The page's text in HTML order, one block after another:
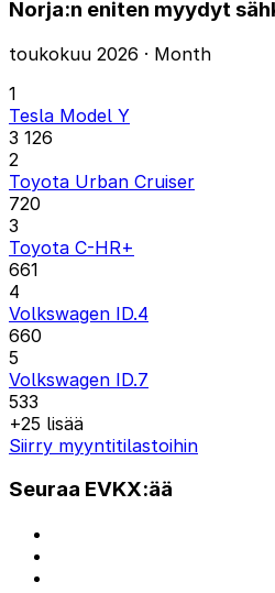
Norja:n eniten myydyt
toukokuu 2026 · Month
1
Tesla Model Y
3 126
2
Toyota Urban Cruiser
720
3
Toyota C-HR+
661
4
Volkswagen ID.4
660
5
Volkswagen ID.7
533
+25 lisää
Siirry myyntitilastoihin
Seuraa EVKX:ää